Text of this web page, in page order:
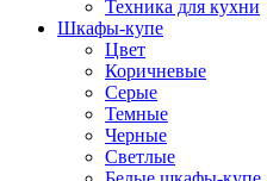
Техника для кухни
Шкафы-купе
Цвет
Коричневые
Серые
Темные
Черные
Светлые